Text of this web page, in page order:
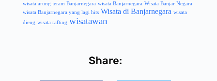
wisata arung jeram Banjarnegara wisata Banjarnegara Wisata Banjar Negara
wisata Banjarnegara yang lagi hits Wisata di Banjarnegara wisata
dieng wisata rafting wisatawan
Share: